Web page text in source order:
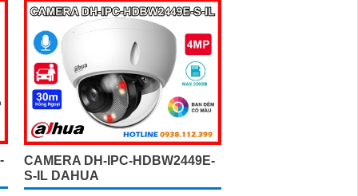
nghệ AI camera có khả năng nhận
diện chính xác người và phương tiện,
kết hợp với tính năng đàm thoại hai
chiều, hỗ trợ khe thẻ nhớ lên đến
512GB đáp ứng hoàn hảo an ninh
CAMERA DH-IPC-HDBW2449E-
S-IL DAHUA